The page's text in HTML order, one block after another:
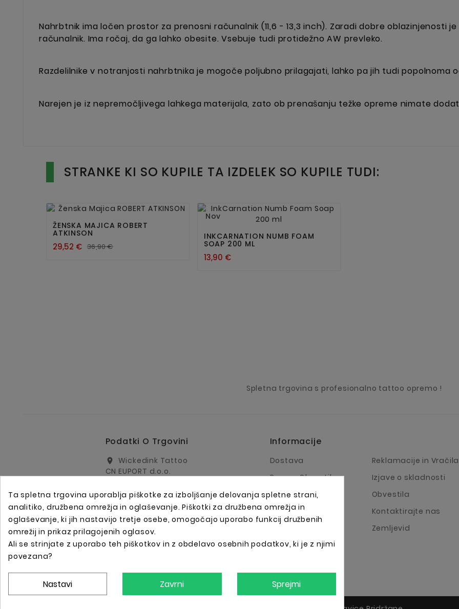
Nahrbtnik ima ločen prostor za prenosni računalnik (11,6 - 13,3 inch). Zaradi dobre oblazinjenosti
računalnik. Ima ročaj, da ga lahko obesite. Vsebuje tudi protidežno AW prevleko.
Razdelilnike v notranjosti nahrbtnika je mogoče poljubno prilagajati, lahko pa jih tudi popolnoma
Narejen je iz nepremočljivega lahkega materijala, zato ob prenašanju težke opreme nimate
STRANKE KI SO KUPILE TA IZDELEK SO KUPILE TUDI:
 
ŽENSKA MAJICA ROBERT
ATKINSON
29,52 € 36,90 €
Nov  
INKCARNATION NUMB FOAM
SOAP 200 ML
13,90 €
Spletna trgovina s profesionalno tattoo opremo !
Podatki O Trgovini
location_on
Wickedink Tattoo
CN EUPORT d.o.o.
1000 Ljubljana
Slovenija
email info@wickedinktattoo.eu
call +386 01 5055687
Informacije
Dostava
Pravno Obvestilo
Pogoji Poslovanja
O Podjetju
Reklamacije in Vračila
Izjave o skladnosti
Obvestila
Kontaktirajte nas
Zemljevid
Ta spletna trgovina uporablja piškotke za izboljšanje delovanja spletne strani,
analitiko, družbena omrežja in oglaševanje. Piškotki za družbena omrežja in
oglaševanje, ki jih nastavijo tretje osebe, omogočajo uporabo funkcij družbenih
omrežij in prikaz prilagojenih oglasov.
Ali se strinjate z uporabo teh piškotkov in z obdelavo osebnih podatkov, ki je z njimi
povezana?
Nastavi Zavrni Sprejmi